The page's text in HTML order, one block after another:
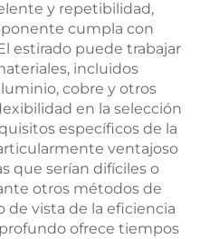
y repetibilidad,
cumpla con
estirado puede trabajar
incluidos
cobre y otros
en la selección
específicos de la
ventajoso
que serían difíciles o
otros métodos de
de vista de la eficiencia
ofrece tiempos